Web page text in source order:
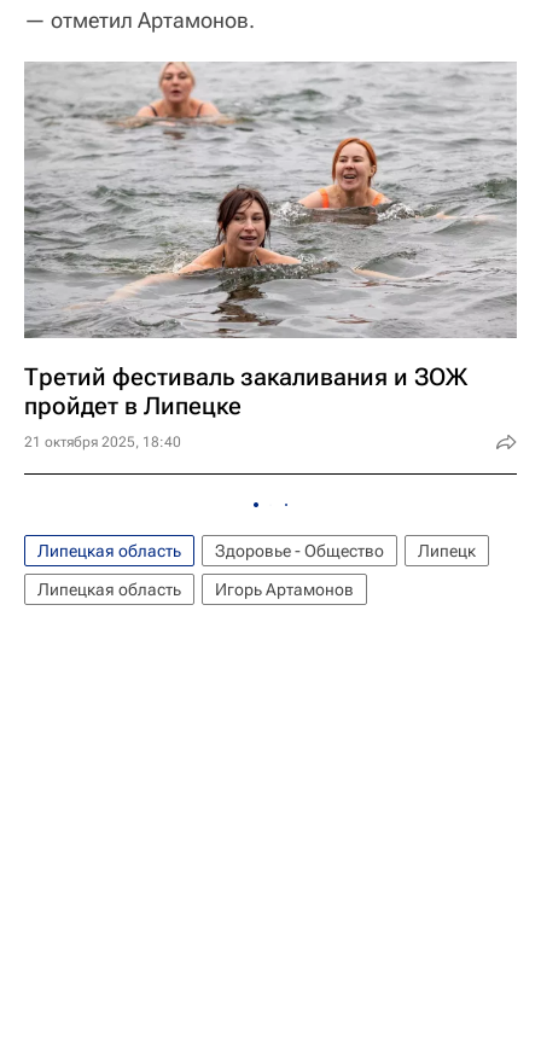
— отметил Артамонов.
Третий фестиваль закаливания и ЗОЖ
пройдет в Липецке
21 октября 2025, 18:40
Липецкая область Здоровье - Общество
Липецк
Липецкая область
Игорь Артамонов